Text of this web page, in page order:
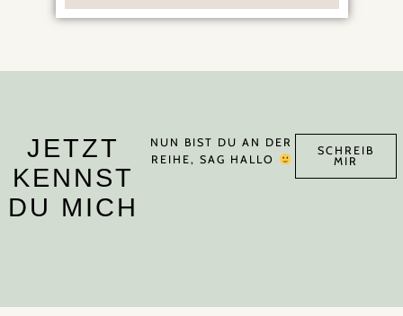
JETZT
KENNST
DU MICH
NUN BIST DU AN DER
REIHE, SAG HALLO
SCHREIB
MIR